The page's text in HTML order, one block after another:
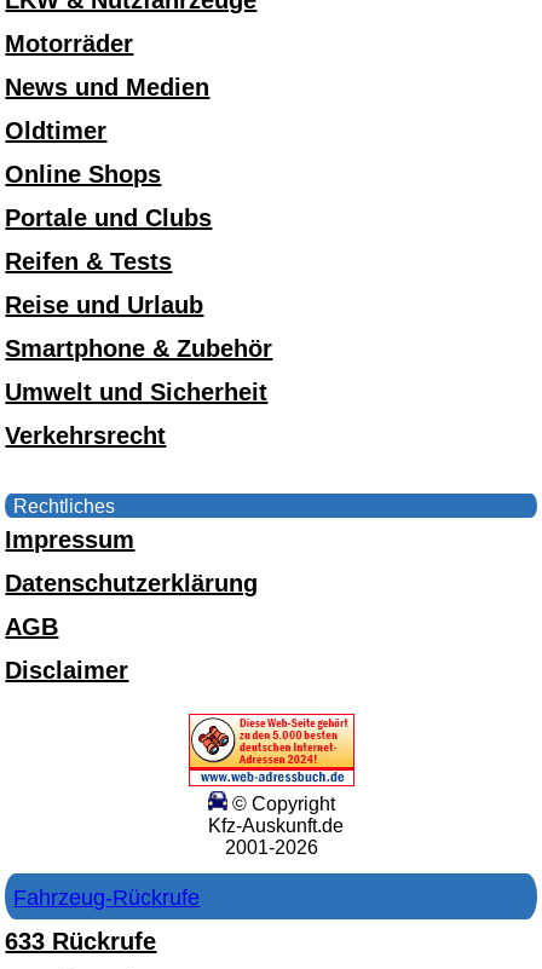
Motorräder
News und Medien
Oldtimer
Online Shops
Portale und Clubs
Reifen & Tests
Reise und Urlaub
Smartphone & Zubehör
Umwelt und Sicherheit
Verkehrsrecht
Rechtliches
Impressum
Datenschutzerklärung
AGB
Disclaimer
© Copyright
Kfz-Auskunft.de
2001-2026
Fahrzeug-Rückrufe
633 Rückrufe